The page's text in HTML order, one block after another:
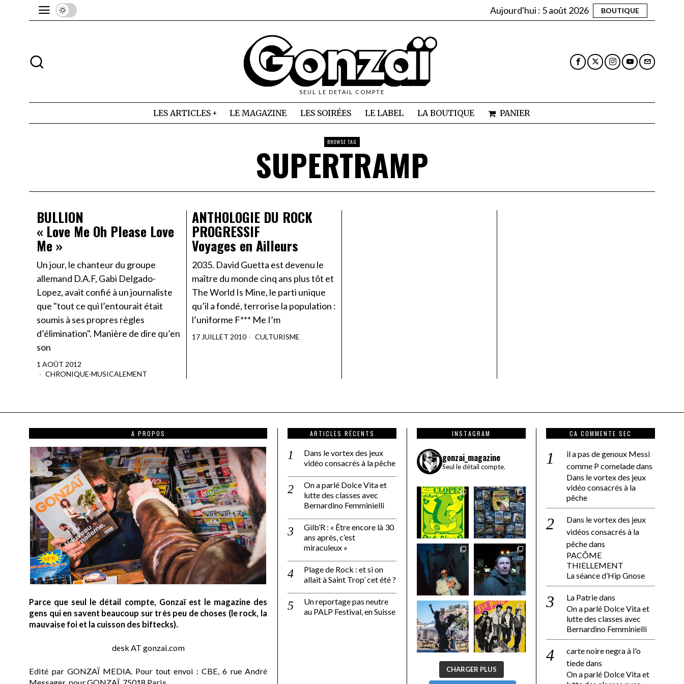
Aujourd'hui : 5 août 2026 BOUTIQUE
SEUL LE DETAIL COMPTE
LES ARTICLES LE MAGAZINE LES SOIRÉES LE LABEL LA BOUTIQUE PANIER
BROWSE TAG
SUPERTRAMP
BULLION
« Love Me Oh Please Love
Me »
Un jour, le chanteur du groupe
allemand D.A.F, Gabi Delgado-
Lopez, avait confié à un journaliste
que "tout ce qui l’entourait était
soumis à ses propres règles
d’élimination". Manière de dire qu’en
son
1 AOÛT 2012
CHRONIQUE·MUSICALEMENT
ANTHOLOGIE DU ROCK
PROGRESSIF
Voyages en Ailleurs
2035. David Guetta est devenu le
maître du monde cinq ans plus tôt et
The World Is Mine, le parti unique
qu’il a fondé, terrorise la population :
l’uniforme F*** Me I’m
17 JUILLET 2010 CULTURISME
A PROPOS
Parce que seul le détail compte, Gonzaï est le magazine des
gens qui en savent beaucoup sur très peu de choses (le rock, la
mauvaise foi et la cuisson des biftecks).
desk AT gonzai.com
Edité par GONZAÏ MEDIA. Pour tout envoi : CBE, 6 rue André
ARTICLES RÉCENTS
Dans le vortex des jeux
vidéo consacrés à la pêche
On a parlé Dolce Vita et
lutte des classes avec
Bernardino Femminielli
Gilb’R : « Être encore là 30
ans après, c’est
miraculeux »
Plage de Rock : et si on
allait à Saint Trop’ cet été ?
Un reportage pas neutre
au PALP Festival, en Suisse
INSTAGRAM
gonzai_magazine
Seul le détail compte.
CHARGER PLUS
CA COMMENTE SEC
il a pas de genoux Messi
comme P comeladedans
Dans le vortex des jeux
vidéo consacrés à la
pêche
Dans le vortex des jeux
vidéos consacrés à la
pêchedans
PACÔME
THIELLEMENT
La séance d’Hip Gnose
La Patriedans
On a parlé Dolce Vita et
lutte des classes avec
Bernardino Femminielli
carte noire negra à l'o
tiededans
On a parlé Dolce Vita et